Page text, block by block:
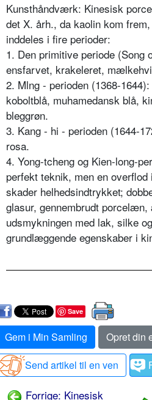
Kunsthåndværk: Kinesisk
det X. årh., da kaolin kom
inddeles i fire perioder:
1. Den primitive periode (Song
ensfarvet, krakeleret,
2. Mlng - perioden (1368-
koboltblå, muhamedansk blå,
bleggrøn.
3. Kang - hi - perioden (1644-
rosa.
4. Yong-tcheng og Kien-long-
perfekt teknik, men en
skader helhedsindtrykket;
glasur, gennembrudt
udsmykningen med lak, silke
grundlæggende egenskaber i
Save
Gem i Min Samling
Opret din
Send artikel til en ven
Forrige: Kinesisk